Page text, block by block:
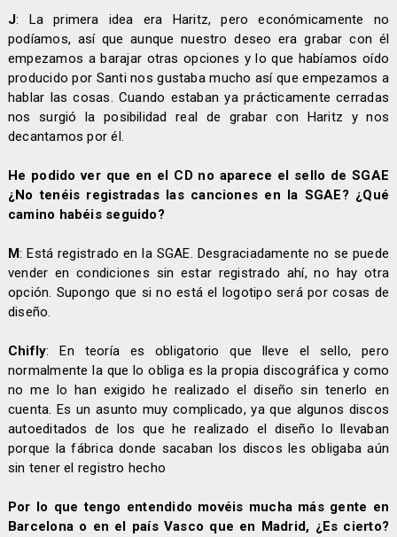
J: La primera idea era Haritz, pero económicamente no
podíamos, así que aunque nuestro deseo era grabar con él
empezamos a barajar otras opciones y lo que habíamos oído
producido por Santi nos gustaba mucho así que empezamos a
hablar las cosas. Cuando estaban ya prácticamente cerradas
nos surgió la posibilidad real de grabar con Haritz y nos
decantamos por él.
He podido ver que en el CD no aparece el sello de SGAE
¿No tenéis registradas las canciones en la SGAE? ¿Qué
camino habéis seguido?
M: Está registrado en la SGAE. Desgraciadamente no se puede
vender en condiciones sin estar registrado ahí, no hay otra
opción. Supongo que si no está el logotipo será por cosas de
diseño.
Chifly: En teoría es obligatorio que lleve el sello, pero
normalmente la que lo obliga es la propia discográfica y como
no me lo han exigido he realizado el diseño sin tenerlo en
cuenta. Es un asunto muy complicado, ya que algunos discos
autoeditados de los que he realizado el diseño lo llevaban
porque la fábrica donde sacaban los discos les obligaba aún
sin tener el registro hecho
Por lo que tengo entendido movéis mucha más gente en
Barcelona o en el país Vasco que en Madrid, ¿Es cierto?